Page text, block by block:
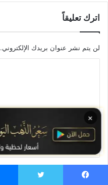
×
اترك تعليقاً
لن يتم نشر عنوان بريدك الإلكتروني.
ع
ق
الاسم